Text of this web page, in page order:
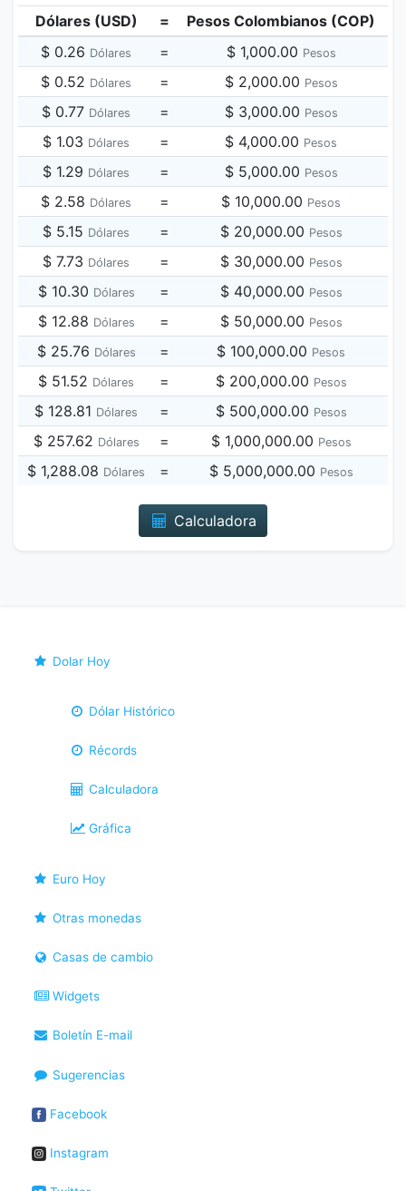
Dólares (USD) =
Pesos Colombianos (COP)
$ 0.26 Dólares = $ 1,000.00 Pesos
$ 0.52 Dólares = $ 2,000.00 Pesos
$ 0.77 Dólares = $ 3,000.00 Pesos
$ 1.03 Dólares = $ 4,000.00 Pesos
$ 1.29 Dólares = $ 5,000.00 Pesos
$ 2.58 Dólares = $ 10,000.00 Pesos
$ 5.15 Dólares = $ 20,000.00 Pesos
$ 7.73 Dólares = $ 30,000.00 Pesos
$ 10.30 Dólares = $ 40,000.00 Pesos
$ 12.88 Dólares = $ 50,000.00 Pesos
$ 25.76 Dólares = $ 100,000.00 Pesos
$ 51.52 Dólares = $ 200,000.00 Pesos
$ 128.81 Dólares = $ 500,000.00 Pesos
$ 257.62 Dólares = $ 1,000,000.00 Pesos
$ 1,288.08 Dólares = $ 5,000,000.00 Pesos
Calculadora
Dolar Hoy
Dólar Histórico
Récords
Calculadora
Gráfica
Euro Hoy
Otras monedas
Casas de cambio
Widgets
Boletín E-mail
Sugerencias
Facebook
Instagram